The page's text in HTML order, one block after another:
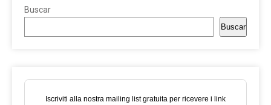
Buscar
Buscar
Iscriviti alla nostra mailing list gratuita per ricevere i link